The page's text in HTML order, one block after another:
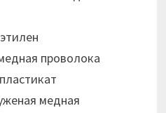
проволока
медная